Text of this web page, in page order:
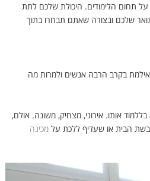
תחום הלימודים. היכולת שלכם לתת
שלכם ובצורה שאתם תבחרו בתוך
בקרב הרבה אנשים ולמרות מה
אותו. אירוני, מצחיק, משונה. אולם,
הבית או שעדיף ללכת על מכינה